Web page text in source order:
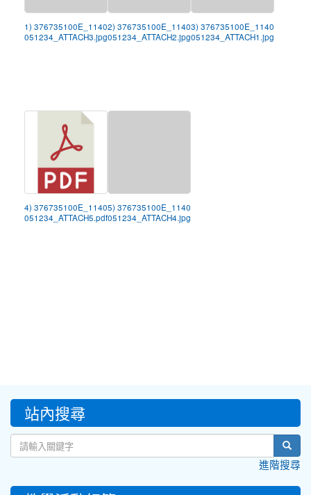
1) 376735100E_1140
051234_ATTACH3.jpg
2) 376735100E_1140
051234_ATTACH2.jpg
3) 376735100E_1140
051234_ATTACH1.jpg
4) 376735100E_1140
051234_ATTACH5.pdf
5) 376735100E_1140
051234_ATTACH4.jpg
::: 站內搜尋
進階搜尋